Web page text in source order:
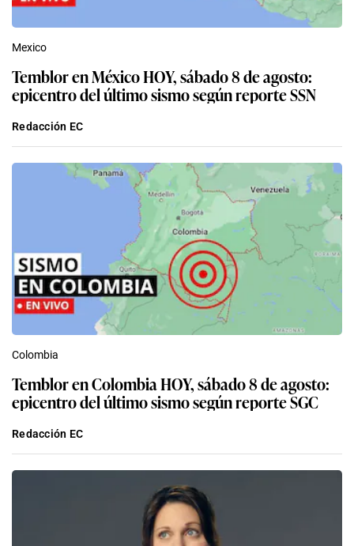
Mexico
Temblor en México HOY, sábado 8 de agosto:
epicentro del último sismo según reporte SSN
Redacción EC
Colombia
Temblor en Colombia HOY, sábado 8 de agosto:
epicentro del último sismo según reporte SGC
Redacción EC